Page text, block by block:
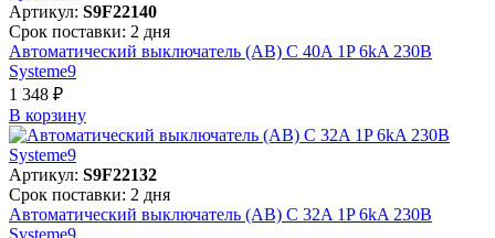
Артикул: S9F22140
Срок поставки: 2 дня
Автоматический выключатель (АВ) C 40A 1P 6kA 230В
Systeme9
1 348 ₽
В корзинy
Артикул: S9F22132
Срок поставки: 2 дня
Автоматический выключатель (АВ) C 32A 1P 6kA 230В
Systeme9